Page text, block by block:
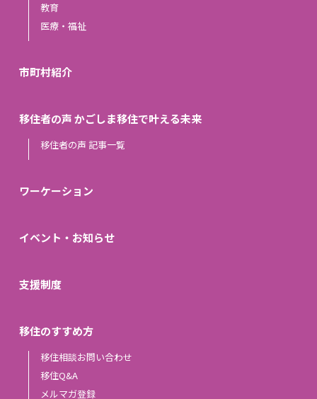
教育
医療・福祉
市町村紹介
移住者の声 かごしま移住で叶える未来
移住者の声 記事一覧
ワーケーション
イベント・お知らせ
支援制度
移住のすすめ方
移住相談お問い合わせ
移住Q&A
メルマガ登録